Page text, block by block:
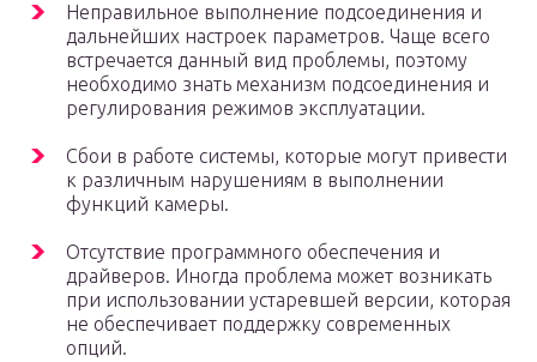
Неправильное выполнение подсоединения и
дальнейших настроек параметров. Чаще всего
встречается данный вид проблемы, поэтому
необходимо знать механизм подсоединения и
регулирования режимов эксплуатации.
Сбои в работе системы, которые могут привести
к различным нарушениям в выполнении
функций камеры.
Отсутствие программного обеспечения и
драйверов. Иногда проблема может возникать
при использовании устаревшей версии, которая
не обеспечивает поддержку современных
опций.